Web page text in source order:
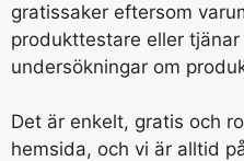
gratissaker eftersom
produkttestare eller
undersökningar om
Det är enkelt, gratis och
hemsida, och vi är alltid